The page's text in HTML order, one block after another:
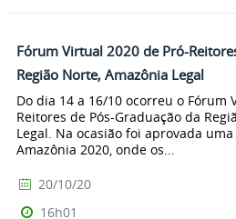
Fórum Virtual 2020 de Pró-
Região Norte, Amazônia Legal
Do dia 14 a 16/10 ocorreu o Fórum
Reitores de Pós-Graduação da
Legal. Na ocasião foi aprovada
Amazônia 2020, onde os...
20/10/20
16h01